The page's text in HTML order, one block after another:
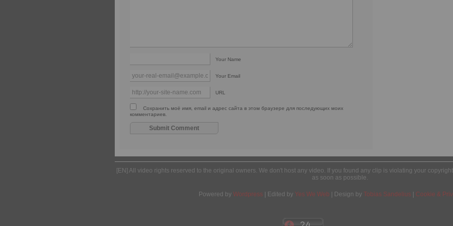
Your Name
Your Email
URL
Сохранить моё имя, email и адрес сайта в этом браузере для последующих моих
комментариев.
[EN] All video rights reserved to the original owners. We don't host any video. If you found any clip is violating your
as soon as possible.
Powered by Wordpress | Edited by Yes We Web | Design by Tobias Sandelius Cookie &